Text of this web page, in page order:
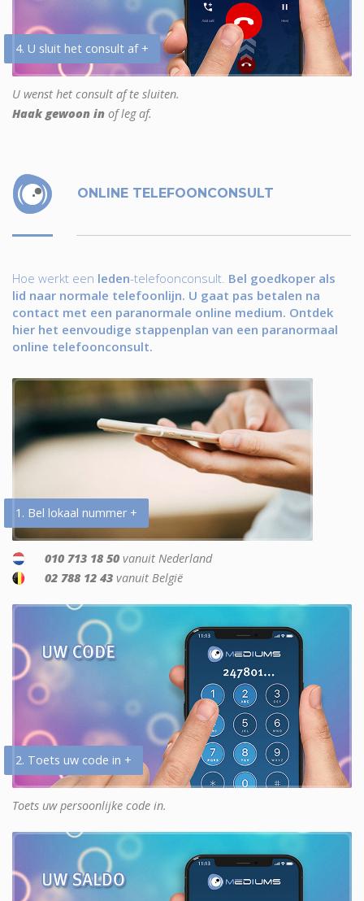
4. U sluit het consult af +
U wenst het consult af te sluiten.
Haak gewoon in of leg af.
ONLINE TELEFOONCONSULT
Hoe werkt een leden-telefoonconsult. Bel goedkoper als
lid naar normale telefoonlijn. U gaat pas betalen na
contact met een paranormale online medium. Ontdek
hier het eenvoudige stappenplan van een paranormaal
online telefoonconsult.
1. Bel lokaal nummer +
010 713 18 50 vanuit Nederland
02 788 12 43 vanuit België
2. Toets uw code in +
Toets uw persoonlijke code in.